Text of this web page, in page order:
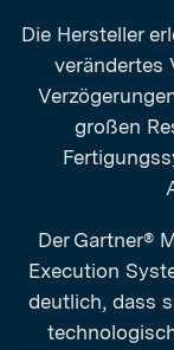
Die Hersteller
verändertes
großen
Der Gartner®
Execution
deutlich, dass